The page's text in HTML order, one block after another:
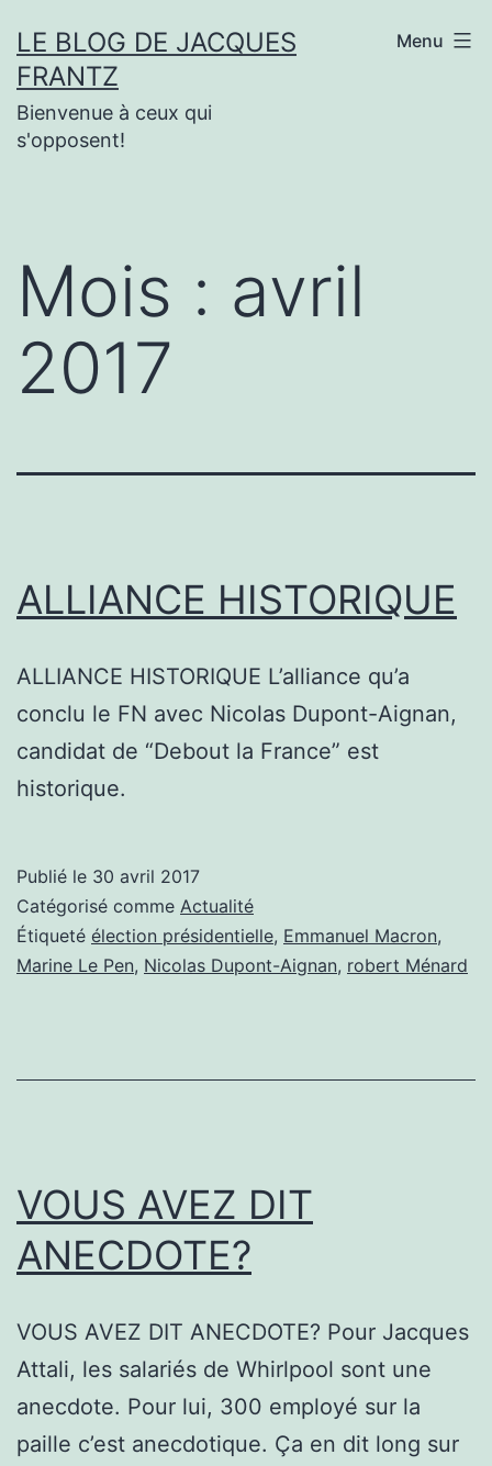
au
contenu
LE BLOG DE JACQUES
FRANTZ
Bienvenue à ceux qui
s'opposent!
Menu
Mois : avril
2017
ALLIANCE HISTORIQUE
ALLIANCE HISTORIQUE L’alliance qu’a
conclu le FN avec Nicolas Dupont-Aignan,
candidat de “Debout la France” est
historique.
Publié le 30 avril 2017
Catégorisé comme Actualité
Étiqueté élection présidentielle, Emmanuel Macron,
Marine Le Pen, Nicolas Dupont-Aignan, robert Ménard
VOUS AVEZ DIT
ANECDOTE?
VOUS AVEZ DIT ANECDOTE? Pour Jacques
Attali, les salariés de Whirlpool sont une
anecdote. Pour lui, 300 employé sur la
paille c’est anecdotique. Ça en dit long sur